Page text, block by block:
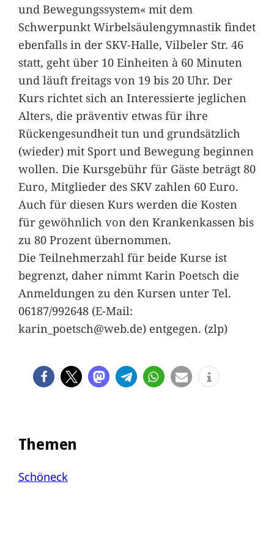
und Bewegungssystem« mit dem
Schwerpunkt Wirbelsäulengymnastik findet
ebenfalls in der SKV-Halle, Vilbeler Str. 46
statt, geht über 10 Einheiten à 60 Minuten
und läuft freitags von 19 bis 20 Uhr. Der
Kurs richtet sich an Interessierte jeglichen
Alters, die präventiv etwas für ihre
Rückengesundheit tun und grundsätzlich
(wieder) mit Sport und Bewegung beginnen
wollen. Die Kursgebühr für Gäste beträgt 80
Euro, Mitglieder des SKV zahlen 60 Euro.
Auch für diesen Kurs werden die Kosten
für gewöhnlich von den Krankenkassen bis
zu 80 Prozent übernommen.
Die Teilnehmerzahl für beide Kurse ist
begrenzt, daher nimmt Karin Poetsch die
Anmeldungen zu den Kursen unter Tel.
06187/992648 (E-Mail:
karin_poetsch@web.de) entgegen. (zlp)
Themen
Schöneck